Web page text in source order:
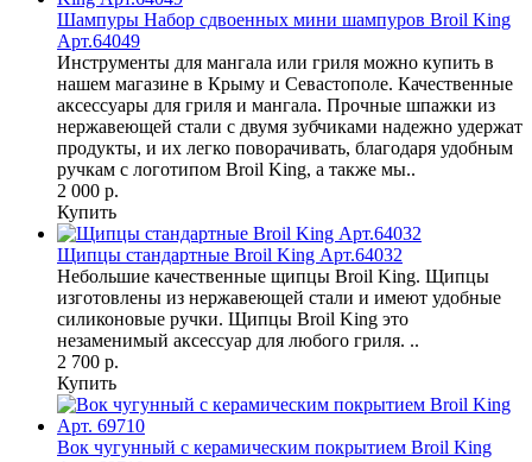
Шампуры Набор сдвоенных мини шампуров Broil King
Арт.64049
Инструменты для мангала или гриля можно купить в
нашем магазине в Крыму и Севастополе. Качественные
аксессуары для гриля и мангала. Прочные шпажки из
нержавеющей стали с двумя зубчиками надежно удержат
продукты, и их легко поворачивать, благодаря удобным
ручкам с логотипом Broil King, а также мы..
2 000 р.
Купить
Щипцы стандартные Broil King Арт.64032
Небольшие качественные щипцы Broil King. Щипцы
изготовлены из нержавеющей стали и имеют удобные
силиконовые ручки. Щипцы Broil King это
незаменимый аксессуар для любого гриля. ..
2 700 р.
Купить
Вок чугунный с керамическим покрытием Broil King